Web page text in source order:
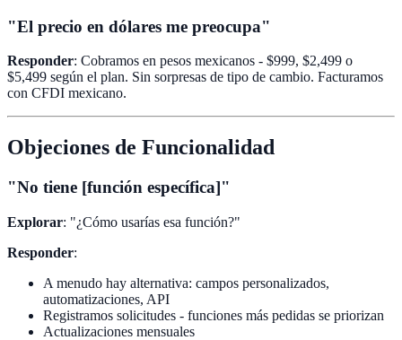
"El precio en dólares me preocupa"
Responder: Cobramos en pesos mexicanos - $999, $2,499 o
$5,499 según el plan. Sin sorpresas de tipo de cambio. Facturamos
con CFDI mexicano.
Objeciones de Funcionalidad
"No tiene [función específica]"
Explorar: "¿Cómo usarías esa función?"
Responder:
A menudo hay alternativa: campos personalizados,
automatizaciones, API
Registramos solicitudes - funciones más pedidas se priorizan
Actualizaciones mensuales